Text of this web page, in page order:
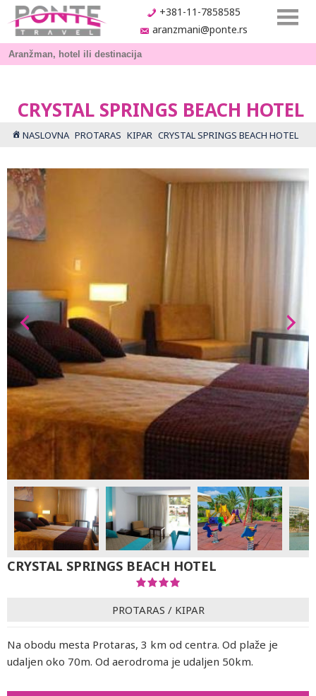
+381-11-7858585
aranzmani@ponte.rs
CRYSTAL SPRINGS BEACH HOTEL
NASLOVNA PROTARAS KIPAR CRYSTAL SPRINGS BEACH HOTEL
CRYSTAL SPRINGS BEACH HOTEL
PROTARAS / KIPAR
Na obodu mesta Protaras, 3 km od centra. Od plaže je
udaljen oko 70m. Od aerodroma je udaljen 50km.